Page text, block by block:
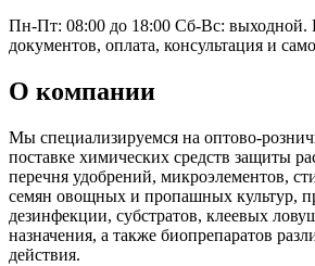
Пн-Пт: 08:00 до 18:00 Сб-Вс: выходной.
документов, оплата, консультация и
О компании
Мы специализируемся на оптово-
поставке химических средств защиты
перечня удобрений, микроэлементов,
семян овощных и пропашных культур,
дезинфекции, субстратов, клеевых
назначения, а также биопрепаратов
действия.